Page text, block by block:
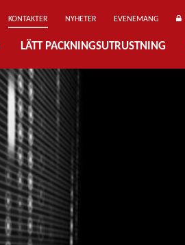
KONTAKTER NYHETER EVENEMANG
LÄTT PACKNINGSUTRUSTNING